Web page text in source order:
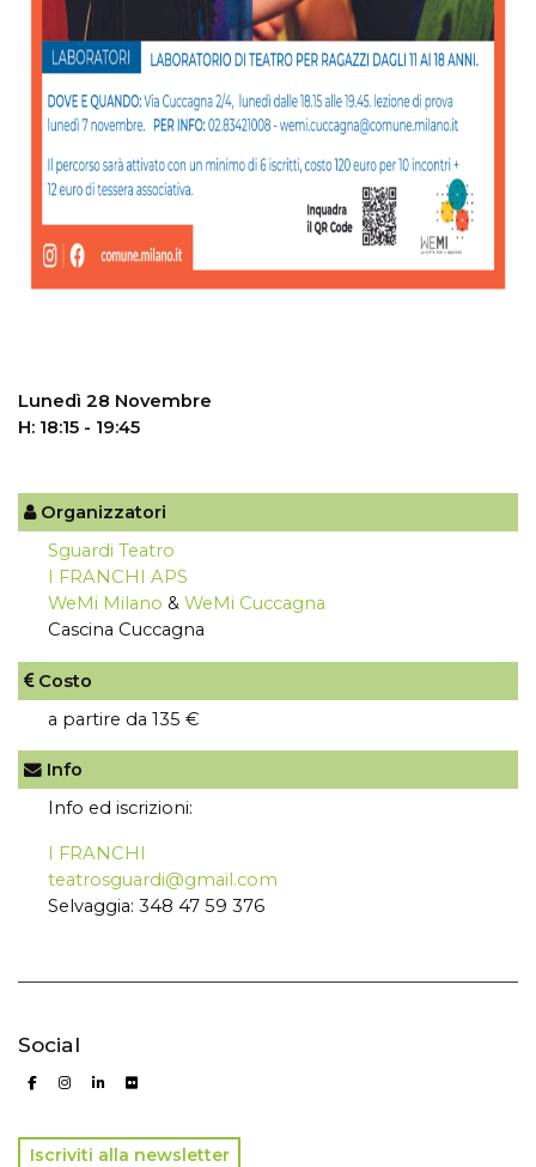
Lunedì 28 Novembre
H: 18:15 - 19:45
Organizzatori
Sguardi Teatro
I FRANCHI APS
WeMi Milano & WeMi Cuccagna
Cascina Cuccagna
Costo
a partire da 135 €
Info
Info ed iscrizioni:
I FRANCHI
teatrosguardi@gmail.com
Selvaggia: 348 47 59 376
Social
Iscriviti alla newsletter